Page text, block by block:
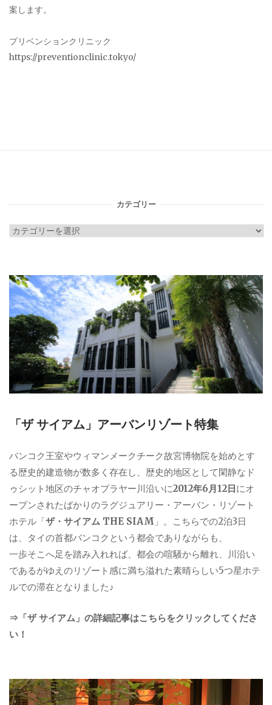
案します。
プリベンションクリニック
https://preventionclinic.tokyo/
カテゴリー
カ
リ
ー
「ザ サイアム」アーバンリゾート特集
バンコク王室やウィマンメークチーク故宮博物院を始めとす
る歴史的建造物が数多く存在し、歴史的地区として閑静なド
ゥシット地区のチャオプラヤー川沿いに2012年6月12日にオ
ープンされたばかりのラグジュアリー・アーバン・リゾート
ホテル「ザ・サイアム THE SIAM 」。こちらでの2泊3日
は、タイの首都バンコクという都会でありながらも、
一歩そこへ足を踏み入れれば、都会の喧騒から離れ、川沿い
であるがゆえのリゾート感に満ち溢れた素晴らしい5つ星ホテ
ルでの滞在となりました♪
⇒「ザ サイアム」の詳細記事はこちらをクリックしてくださ
い！